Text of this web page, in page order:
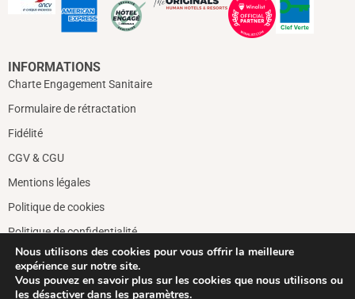
INFORMATIONS
Charte Engagement Sanitaire
Formulaire de rétractation
Fidélité
CGV & CGU
Mentions légales
Politique de cookies
Politique de confidentialité
CONTACTS
+33 5 63 41 26 80
Nous utilisons des cookies pour vous offrir la meilleure
expérience sur notre site.
Vous pouvez en savoir plus sur les cookies que nous utilisons ou
les désactiver dans les paramètres.